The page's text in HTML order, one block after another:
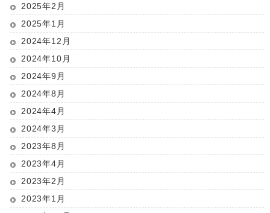
2025年2月
2025年1月
2024年12月
2024年10月
2024年9月
2024年8月
2024年4月
2024年3月
2023年8月
2023年4月
2023年2月
2023年1月